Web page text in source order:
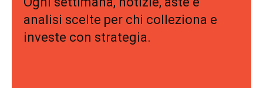
analisi scelte per chi colleziona e
investe con strategia.